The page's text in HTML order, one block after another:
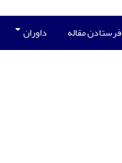
فرستادن مقاله داوران